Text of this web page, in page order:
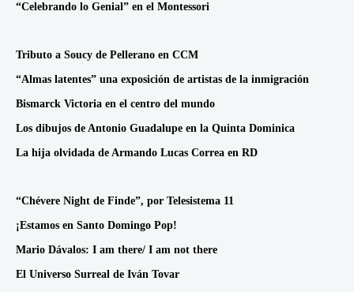
“Celebrando lo Genial” en el Montessori
Tributo a Soucy de Pellerano en CCM
“Almas latentes” una exposición de artistas de la inmigración
Bismarck Victoria en el centro del mundo
Los dibujos de Antonio Guadalupe en la Quinta Dominica
La hija olvidada de Armando Lucas Correa en RD
“Chévere Night de Finde”, por Telesistema 11
¡Estamos en Santo Domingo Pop!
Mario Dávalos: I am there/ I am not there
El Universo Surreal de Iván Tovar